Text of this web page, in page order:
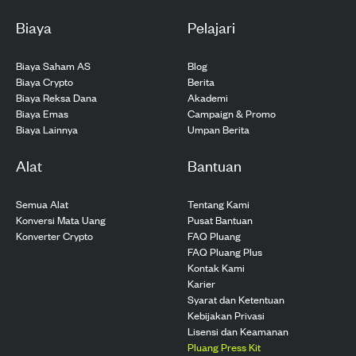
Biaya
Biaya Saham AS
Biaya Crypto
Biaya Reksa Dana
Biaya Emas
Biaya Lainnya
Pelajari
Blog
Berita
Akademi
Campaign & Promo
Umpan Berita
Alat
Semua Alat
Konversi Mata Uang
Konverter Crypto
Bantuan
Tentang Kami
Pusat Bantuan
FAQ Pluang
FAQ Pluang Plus
Kontak Kami
Karier
Syarat dan Ketentuan
Kebijakan Privasi
Lisensi dan Keamanan
Pluang Press Kit